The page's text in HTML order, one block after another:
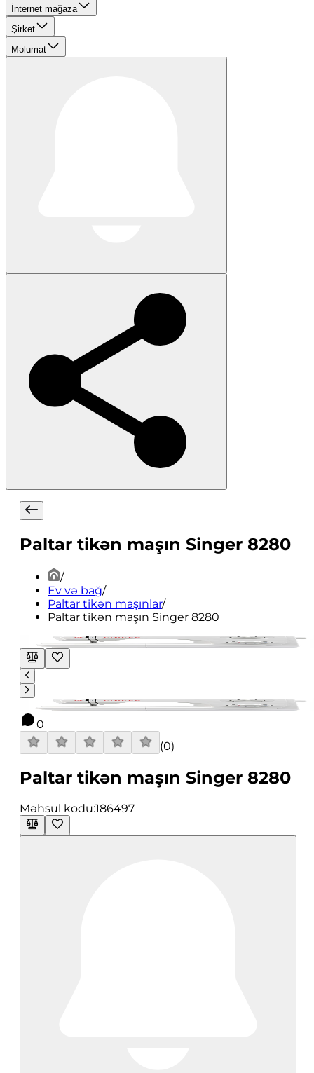
İnternet mağaza
Şirkət
Məlumat
Paltar tikən maşın Singer 8280
/
Ev və bağ/
Paltar tikən maşınlar/
Paltar tikən maşın Singer 8280
0
(0)
Paltar tikən maşın Singer 8280
Məhsul kodu:186497